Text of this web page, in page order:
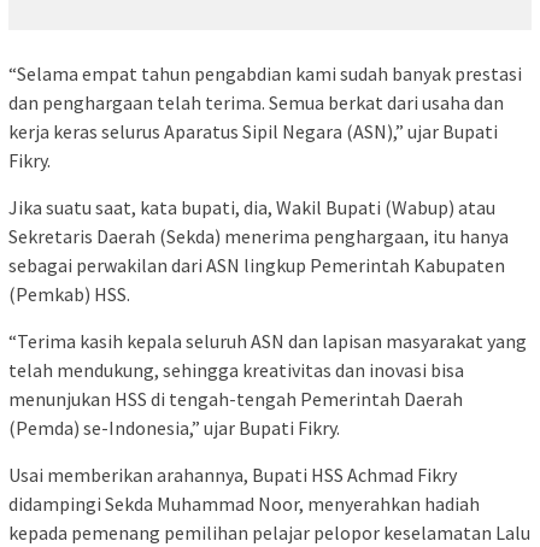
“Selama empat tahun pengabdian kami sudah banyak prestasi
dan penghargaan telah terima. Semua berkat dari usaha dan
kerja keras selurus Aparatus Sipil Negara (ASN),” ujar Bupati
Fikry.
Jika suatu saat, kata bupati, dia, Wakil Bupati (Wabup) atau
Sekretaris Daerah (Sekda) menerima penghargaan, itu hanya
sebagai perwakilan dari ASN lingkup Pemerintah Kabupaten
(Pemkab) HSS.
“Terima kasih kepala seluruh ASN dan lapisan masyarakat yang
telah mendukung, sehingga kreativitas dan inovasi bisa
menunjukan HSS di tengah-tengah Pemerintah Daerah
(Pemda) se-Indonesia,” ujar Bupati Fikry.
Usai memberikan arahannya, Bupati HSS Achmad Fikry
didampingi Sekda Muhammad Noor, menyerahkan hadiah
kepada pemenang pemilihan pelajar pelopor keselamatan Lalu